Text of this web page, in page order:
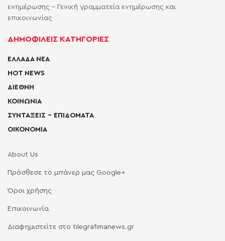
ενημέρωσης - Γενική γραμματεία ενημέρωσης και
επικοινωνίας
ΔΗΜΟΦΙΛΕΙΣ ΚΑΤΗΓΟΡΙΕΣ
ΕΛΛΑΔΑ ΝΕΑ
HOT NEWS
ΔΙΕΘΝΗ
ΚΟΙΝΩΝΙΑ
ΣΥΝΤΑΞΕΙΣ – ΕΠΙΔΟΜΑΤΑ
ΟΙΚΟΝΟΜΙΑ
About Us
Πρόσθεσε το μπάνερ μας Google+
Όροι χρήσης
Επικοινωνία
Διαφημιστείτε στο tilegrafimanews.gr